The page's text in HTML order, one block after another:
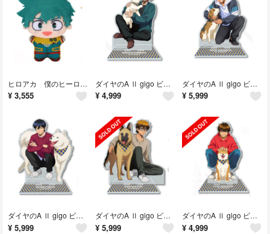
ヒロアカ 僕のヒーローアカデミア チビちびぐるみ 緑谷出久
¥ 3,555
ダイヤのA Ⅱ gigo ビッグアクリルスタンド ⑤
¥ 4,999
ダイヤのA Ⅱ gigo ビッグアクリルスタンド
¥ 5,999
ダイヤのA Ⅱ gigo ビッグアクリルスタンド③
¥ 5,999
ダイヤのA Ⅱ gigo ビッグアクリルスタンド②
¥ 5,999
ダイヤのA Ⅱ gigo ビッグアクリルスタンド①
¥ 4,999